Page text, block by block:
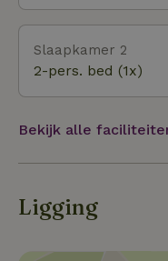
schaduw op drie
of ’s avonds bij het
digitale gidsen met
Slaapkamer 2
2-pers. bed (1x)
Bekijk alle
Ligging